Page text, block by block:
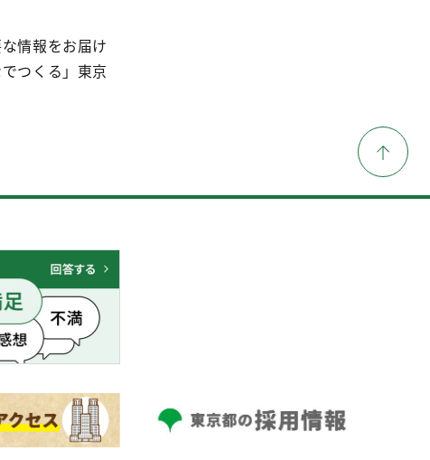
情報をお届け
つくる」東京